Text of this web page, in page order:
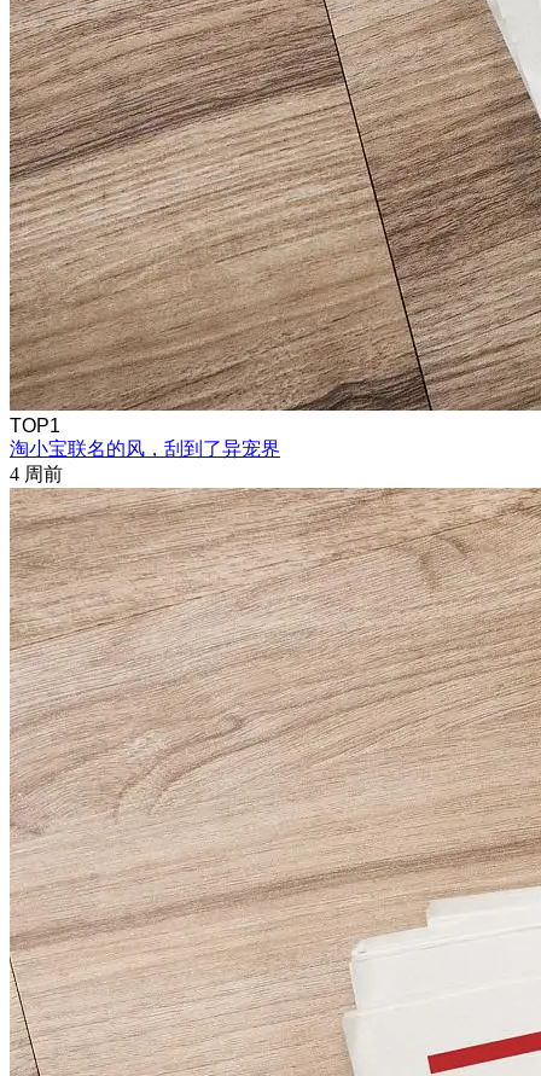
TOP1
淘小宝联名的风，刮到了异宠界
4 周前